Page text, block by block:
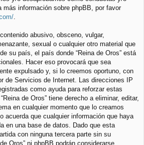
más información sobre phpBB, por favor
abusivo, obsceno, vulgar,
sexual o cualquier otro material que
su país, el país donde “Reina de Oros” está
Hacer eso provocará que sea
expulsado y, si lo creemos oportuno, con
de Servicios de Internet. Las direcciones IP
como ayuda para reforzar estas
de Oros” tiene derecho a eliminar, editar,
en cualquier momento que lo creamos
acuerda que cualquier información que haya
en una base de datos. Dado que esta
con ninguna tercera parte sin su
Oros” ni phpBB podrán considerarse